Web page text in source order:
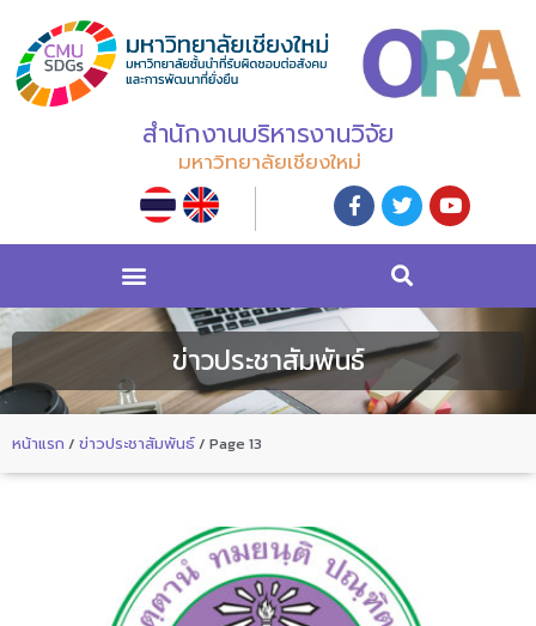
สำนักงานบริหารงานวิจัย
มหาวิทยาลัยเชียงใหม่
ข่าวประชาสัมพันธ์
หน้าแรก / ข่าวประชาสัมพันธ์/ Page 13